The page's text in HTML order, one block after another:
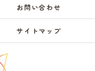
お問い合わせ
サイトマップ